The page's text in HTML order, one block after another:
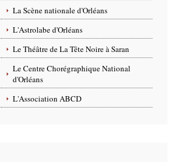
La Scène nationale d'Orléans
L'Astrolabe d'Orléans
Le Théâtre de La Tête Noire à Saran
Le Centre Chorégraphique National
d'Orléans
L'Association ABCD